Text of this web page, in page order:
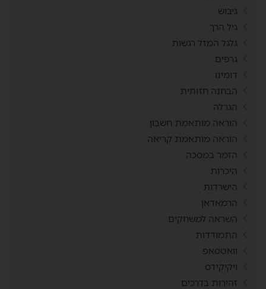
גיבוש
גיל הרך
גלגל המזל רגשות
גרפים
דומינו
הבחנה חזותית
הגרלה
הוראה מותאמת חשבון
הוראה מותאמת קריאה
הזמר במסכה
היכרות
הישרדות
הרמאדאן
השראה למשחקים
התמודדות
וואטסאפ
ויקיקידס
זהירות בדרכים